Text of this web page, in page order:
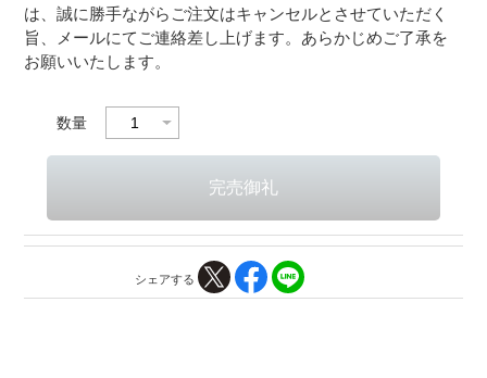
は、誠に勝手ながらご注文はキャンセルとさせていただく
旨、メールにてご連絡差し上げます。あらかじめご了承を
お願いいたします。
数量
シェアする